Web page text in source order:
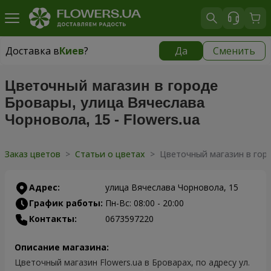
Доставка вКиев? Да Сменить
Доставка вКиев
Цветочный магазин в городе
Бровары, улица Вячеслава
Чорновола, 15 - Flowers.ua
Заказ цветов > Статьи о цветах > Цветочный магазин в
Адрес:
улица Вячеслава Чорновола, 15
График работы: Пн-Вс: 08:00 - 20:00
Контакты:
0673597220
Описание магазина:
Цветочный магазин Flowers.ua в Броварах, по адресу ул.